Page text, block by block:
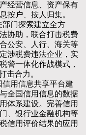
经营信息、资产保有
按户、按人归集。
门探索建立全方
协助，联合打击税费
公安、人行、海关等
涉税费违法企业，实
警一体化作战模式，
击合力。
用信息共享平台建
全国信用信息的数据
体系建设。完善信用
、银行业金融机构等
信用评价结果的应用